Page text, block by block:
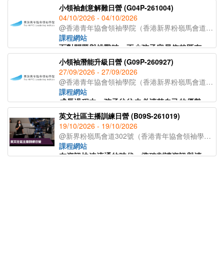
日營針對小學生常見的社交困難，透過互動遊戲與情境練習，讓學員學習如何主動與人交流、清楚表達自己的想法、理解他人感受，以及在小組活動中與人合作。課程設有實際演練與導師回饋，幫助學員掌握實用的社交技巧，建立自信，改善日常與同學及朋友的相處。
小領袖創意解難日營 (G04P-261004)
04/10/2026 - 04/10/2026
@香港青年協會領袖學院（香港新界粉嶺馬會道302號 ）
課程網站
面對問題與挑戰時，不少孩子容易依賴既有方法，或因遇到困難而缺乏持續嘗試的動力。本日營適合希望提升創意思維、解難能力及協作技巧的小學生參與。
日營透過一系列創意解難挑戰，引導學員學習從不同角度思考問題、嘗試多種解決方案，並在團隊協作中練習靈活變通。課程採用創意解難教學法，透過實物操作、邏輯推理及創意任務，培養孩子的創意思考與提案能力，亦設有引導反思環節，幫助學員建立解難思維，培養面對困難時的堅持與創意，並將所學應用到日常學習與生活中。
小領袖潛能升級日營 (G09P-260927)
27/09/2026 - 27/09/2026
@香港青年協會領袖學院（香港新界粉嶺馬會道302號 ）
課程網站
成長過程中，孩子往往未必清楚自己的優勢、潛能及有待提升之處，因而影響自信心及個人發展方向。本課程適合希望加深自我認識、提升自信及發掘潛能的學生參與。
本日營透過四大層面的實戰挑戰，讓學員從思想、動能、表達及勇氣四個維度，全面測試並發掘自身潛能。課程設計以體驗為主，讓學員在真實情境中認識自己的能力邊界，學習如何突破限制，並將所學應用到日常學習與社交生活中。
英文社區主播訓練日營 (B09S-261019)
19/10/2026 - 19/10/2026
@新界粉嶺馬會道302號（香港青年協會領袖學院）
課程網站
在資訊快速流通的時代，準確判讀資訊與清晰表達觀點已成為學生的核心素養。本課程專為對傳媒感興趣、希望提升資訊敏銳度與鏡頭前表達自信的學員而設。